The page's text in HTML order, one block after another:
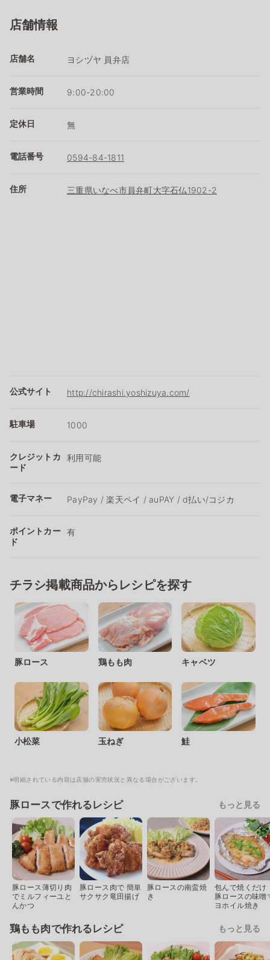
店舗情報
店舗名 ヨシヅヤ 員弁店
営業時間 9:00-20:00
定休日 無
電話番号 0594-84-1811
住所 三重県いなべ市員弁町大字石仏1902-2
公式サイト http://chirashi.yoshizuya.com/
駐車場 1000
クレジットカ
ード
利用可能
電子マネー PayPay / 楽天ペイ / auPAY / d払い/コジカ
ポイントカー
ド
有
チラシ掲載商品からレシピを探す
豚ロース 鶏もも肉 キャベツ
小松菜 玉ねぎ 鮭
※明細されている内容は店舗の実売状況と異なる場合がございます。
豚ロースで作れるレシピ もっと見る
豚ロース薄切り肉
でミルフィーユと
んかつ
豚ロース肉で 簡単
サクサク竜田揚げ
豚ロースの南蛮焼
き
包んで焼くだけ
豚ロースの味噌
ヨホイル焼き
鶏もも肉で作れるレシピ もっと見る